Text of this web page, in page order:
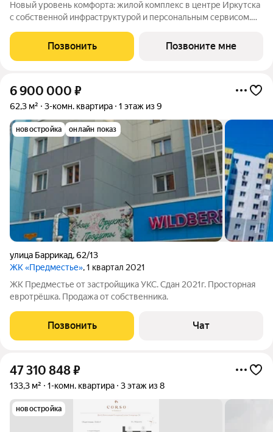
Новый уровень комфорта: жилой комплекс в центре Иркутска
с собственной инфраструктурой и персональным сервисом.
ваше приватное частное пространство комфортно граничит с
продуманной
Позвонить Позвоните мне
6 900 000 ₽
62,3 м² 3-комн. квартира 1 этаж из 9
новостройка онлайн показ
улица Баррикад,62/13
ЖК «Предместье», 1 квартал 2021
ЖК Предместье от застройщика УКС. Сдан 2021г. Просторная
евротрёшка. Продажа от собственника.
Позвонить Чат
47 310 848₽
133,3 м² 1-комн. квартира 3 этаж из 8
новостройка